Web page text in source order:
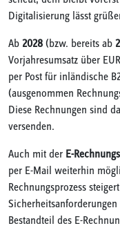
Digitalisierung lässt
Ab 2028 (bzw. bereits ab
Vorjahresumsatz über
per Post für inländische
(ausgenommen
Diese Rechnungen sind
versenden.
Auch mit der E-
per E-Mail weiterhin
Rechnungsprozess
Bestandteil des E-